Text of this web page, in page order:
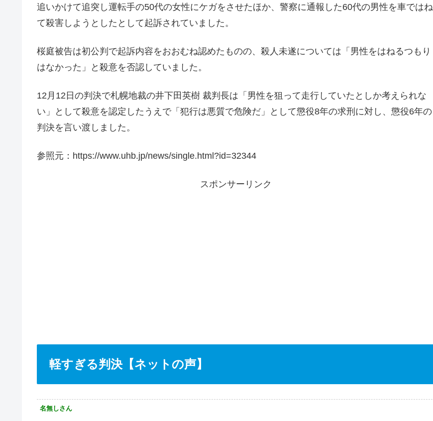
追いかけて追突し運転手の50代の女性にケガをさせたほか、警察に通報した60代の男性を車ではね
て殺害しようとしたとして起訴されていました。
桜庭被告は初公判で起訴内容をおおむね認めたものの、殺人未遂については「男性をはねるつもり
はなかった」と殺意を否認していました。
12月12日の判決で札幌地裁の井下田英樹 裁判長は「男性を狙って走行していたとしか考えられな
い」として殺意を認定したうえで「犯行は悪質で危険だ」として懲役8年の求刑に対し、懲役6年の
判決を言い渡しました。
参照元：https://www.uhb.jp/news/single.html?id=32344
スポンサーリンク
軽すぎる判決【ネットの声】
名無しさん